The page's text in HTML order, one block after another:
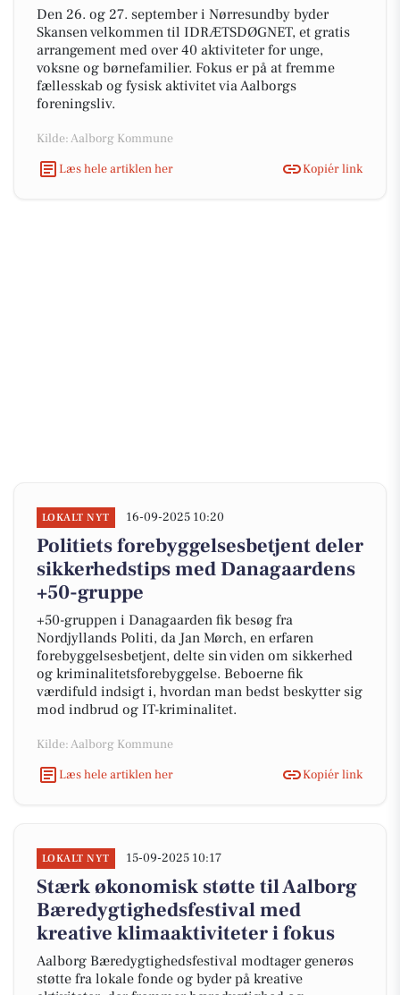
Den 26. og 27. september i Nørresundby byder
Skansen velkommen til IDRÆTSDØGNET, et gratis
arrangement med over 40 aktiviteter for unge,
voksne og børnefamilier. Fokus er på at fremme
fællesskab og fysisk aktivitet via Aalborgs
foreningsliv.
Kilde: Aalborg Kommune
Læs hele artiklen her
Kopiér link
LOKALT NYT 16-09-2025 10:20
Politiets forebyggelsesbetjent deler
sikkerhedstips med Danagaardens
+50-gruppe
+50-gruppen i Danagaarden fik besøg fra
Nordjyllands Politi, da Jan Mørch, en erfaren
forebyggelsesbetjent, delte sin viden om sikkerhed
og kriminalitetsforebyggelse. Beboerne fik
værdifuld indsigt i, hvordan man bedst beskytter sig
mod indbrud og IT-kriminalitet.
Kilde: Aalborg Kommune
Læs hele artiklen her
Kopiér link
LOKALT NYT 15-09-2025 10:17
Stærk økonomisk støtte til Aalborg
Bæredygtighedsfestival med
kreative klimaaktiviteter i fokus
Aalborg Bæredygtighedsfestival modtager generøs
støtte fra lokale fonde og byder på kreative